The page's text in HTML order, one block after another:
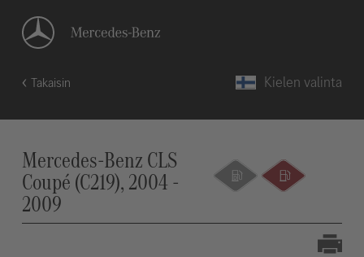
Takaisin Kielen valinta
Mercedes-Benz CLS
Coupé (C219), 2004 -
2009